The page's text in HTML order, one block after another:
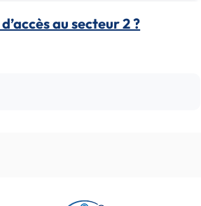
au secteur 2 ?